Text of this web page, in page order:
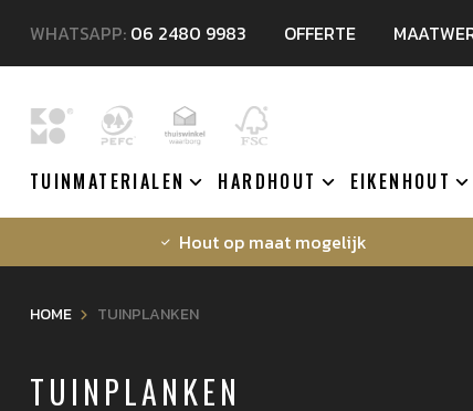
WHATSAPP: 06 2480 9983 OFFERTE
TUINMATERIALEN HARDHOUT EIKENHOUT
Hout op maat mogelijk
HOME TUINPLANKEN
TUINPLANKEN